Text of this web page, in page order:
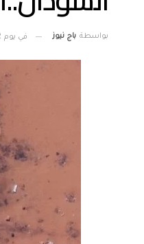
بواسطة باج نيوز في يوم